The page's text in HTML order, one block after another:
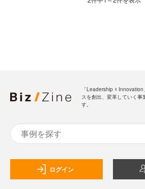
「Leadership ☓
スを創出、変革していく
す。
ログイン